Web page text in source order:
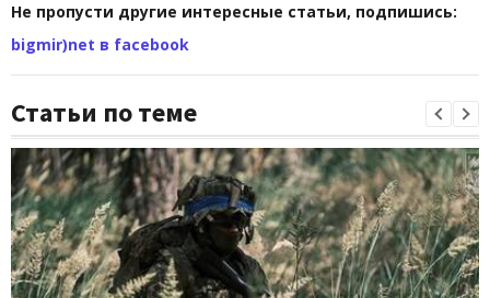
Не пропусти другие интересные статьи, подпишись:
bigmir)net в facebook
Статьи по теме